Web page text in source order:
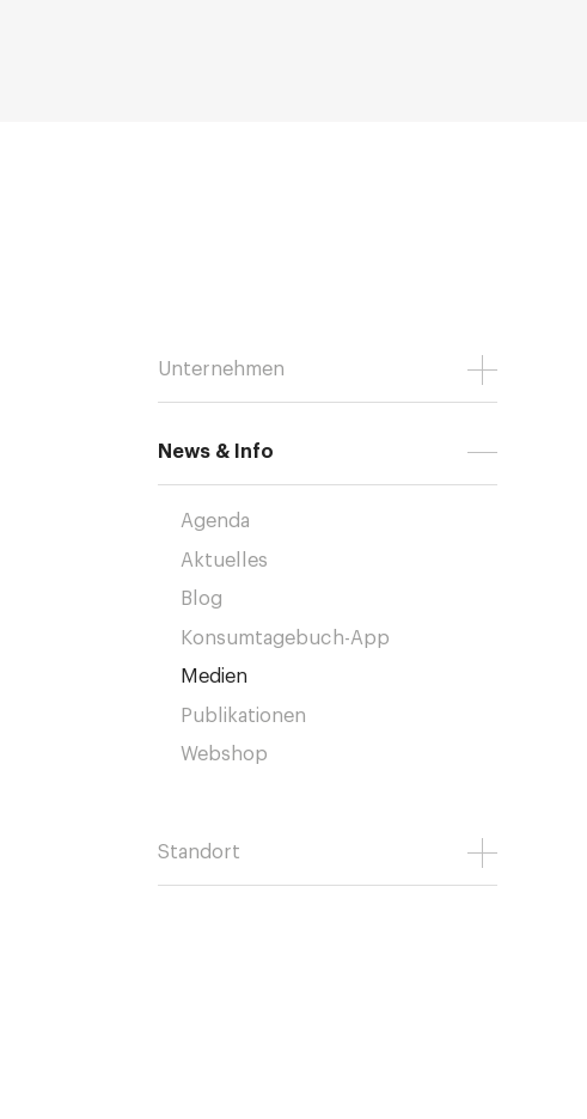
Unternehmen
News & Info
Agenda
Aktuelles
Blog
Konsumtagebuch-App
Medien
Publikationen
Webshop
Standort